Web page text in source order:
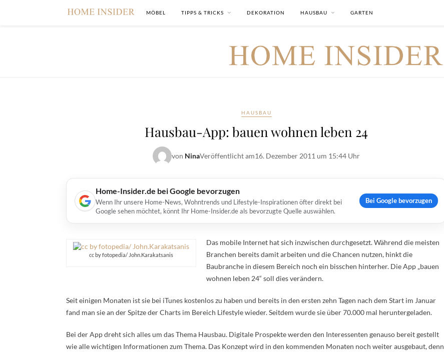
MÖBEL TIPPS & TRICKS DEKORATION HAUSBAU GARTEN
HAUSBAU
Hausbau-App: bauen wohnen leben 24
von NinaVeröffentlicht am16. Dezember 2011 um 15:44 Uhr
Home-Insider.de bei Google bevorzugen
Wenn Ihr unsere Home-News, Wohntrends und Lifestyle-Inspirationen öfter direkt bei
Google sehen möchtet, könnt Ihr Home-Insider.de als bevorzugte Quelle auswählen.
Bei Google bevorzugen
cc by fotopedia/ John.Karakatsanis
Das mobile Internet hat sich inzwischen durchgesetzt. Während die meisten
Branchen bereits damit arbeiten und die Chancen nutzen, hinkt die
Baubranche in diesem Bereich noch ein bisschen hinterher. Die App „bauen
wohnen leben 24“ soll dies verändern.
Seit einigen Monaten ist sie bei iTunes kostenlos zu haben und bereits in den ersten zehn Tagen nach dem Start im Januar
fand man sie an der Spitze der Charts im Bereich Lifestyle wieder. Seitdem wurde sie über 70.000 mal heruntergeladen.
Bei der App dreht sich alles um das Thema Hausbau. Digitale Prospekte werden den Interessenten genauso bereit gestellt
wie alle wichtigen Informationen zum Thema. Das Konzept wird in den kommenden Monaten noch weiter ausgebaut, denn